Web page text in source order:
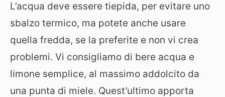
L’acqua deve essere tiepida, per evitare uno
sbalzo termico, ma potete anche usare
quella fredda, se la preferite e non vi crea
problemi. Vi consigliamo di bere acqua e
limone semplice, al massimo addolcito da
una punta di miele. Quest’ultimo apporta